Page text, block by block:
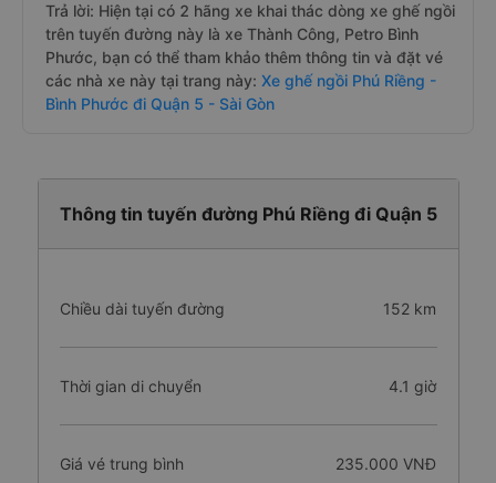
Trả lời: Hiện tại có 2 hãng xe khai thác dòng xe ghế ngồi
trên tuyến đường này là xe Thành Công, Petro Bình
Phước, bạn có thể tham khảo thêm thông tin và đặt vé
các nhà xe này tại trang này: Xe ghế ngồi Phú Riềng -
Bình Phước đi Quận 5 - Sài Gòn
Thông tin tuyến đường Phú Riềng đi Quận 5
Chiều dài tuyến đường 152 km
Thời gian di chuyển 4.1 giờ
Giá vé trung bình 235.000 VNĐ